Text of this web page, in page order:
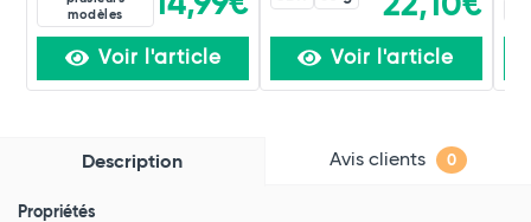
modèles
Voir l'article Voir l'article
Description Avis clients 0
Propriétés